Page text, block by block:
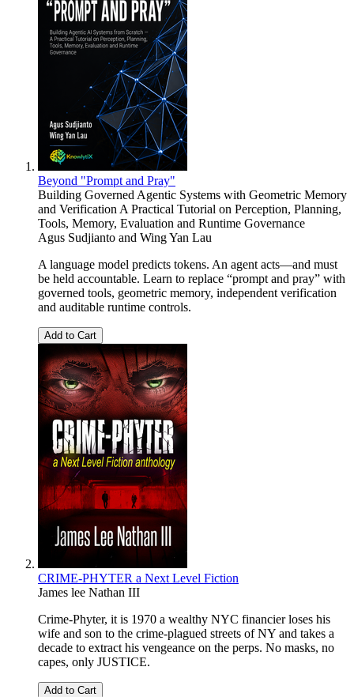
Beyond "Prompt and Pray"
Building Governed Agentic Systems with Geometric Memory
and Verification A Practical Tutorial on Perception, Planning,
Tools, Memory, Evaluation and Runtime Governance
Agus Sudjianto and Wing Yan Lau
A language model predicts tokens. An agent acts—and must
be held accountable. Learn to replace “prompt and pray” with
governed tools, geometric memory, independent verification
and auditable runtime controls.
Add to Cart
CRIME-PHYTER a Next Level Fiction
James lee Nathan III
Crime-Phyter, it is 1970 a wealthy NYC financier loses his
wife and son to the crime-plagued streets of NY and takes a
decade to extract his vengeance on the perps. No masks, no
capes, only JUSTICE.
Add to Cart